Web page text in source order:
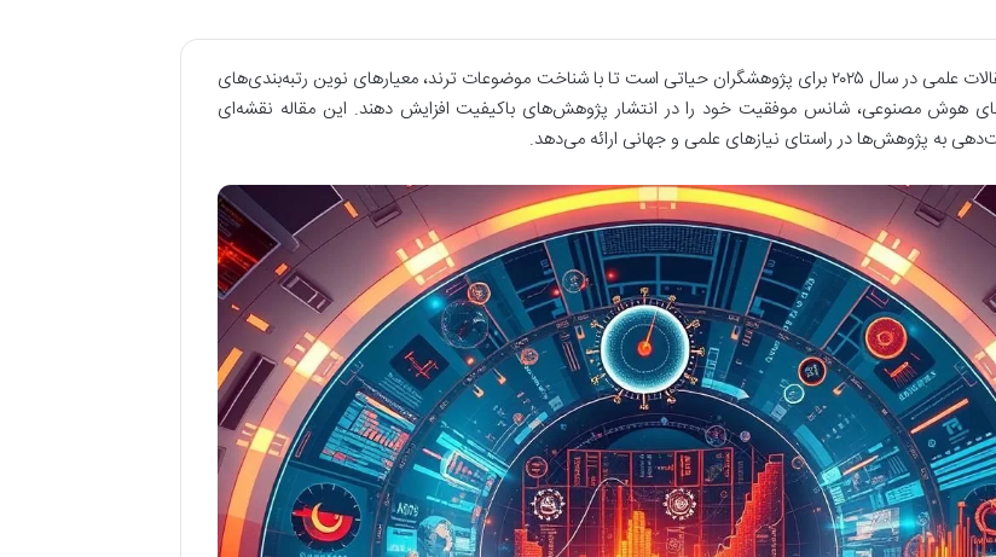
تحلیل روند مقالات علمی در سال ۲۰۲۵ برای پژوهشگران حیاتی است تا با شناخت موضوعات ترند، معیارهای نوین رتبه‌بندی‌های
هوش مصنوعی، شانس موفقیت خود را در انتشار پژوهش‌های باکیفیت افزایش دهند. این مقاله نقشه‌ای
به پژوهش‌ها در راستای نیازهای علمی و جهانی ارائه می‌دهد.